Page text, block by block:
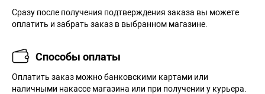
Сразу после получения подтверждения заказа вы можете
оплатить и забрать заказ в выбранном магазине.
Способы оплаты
Оплатить заказ можно банковскими картами или
наличными накассе магазина или при получении у курьера.